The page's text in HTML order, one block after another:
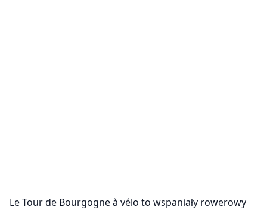
Le Tour de Bourgogne à vélo to wspaniały rowerowy